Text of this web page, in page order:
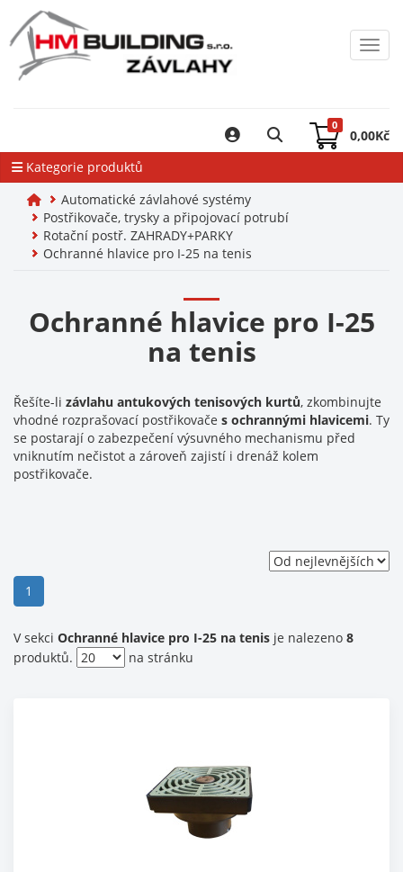
0
0,00Kč
Kategorie produktů
Automatické závlahové systémy
Postřikovače, trysky a připojovací potrubí
Rotační postř. ZAHRADY+PARKY
Ochranné hlavice pro I-25 na tenis
Ochranné hlavice pro I-25
na tenis
Řešíte-li závlahu antukových tenisových kurtů, zkombinujte
vhodné rozprašovací postřikovače s ochrannými hlavicemi. Ty
se postarají o zabezpečení výsuvného mechanismu před
vniknutím nečistot a zároveň zajistí i drenáž kolem
postřikovače.
1
V sekci Ochranné hlavice pro I-25 na tenis je nalezeno 8
produktů.
na stránku